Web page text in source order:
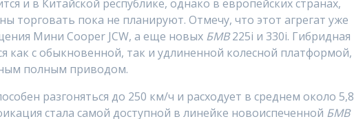
и в Китайской республике, однако в европейских странах,
торговать пока не планируют. Отмечу, что этот агрегат уже
Мини Cooper JCW, а еще новых БМВ225i и 330i. Гибридная
как с обыкновенной, так и удлиненной колесной платформой,
полным приводом.
разгоняться до 250 км/ч и расходует в среднем около 5,8
стала самой доступной в линейке новоиспеченной БМВ